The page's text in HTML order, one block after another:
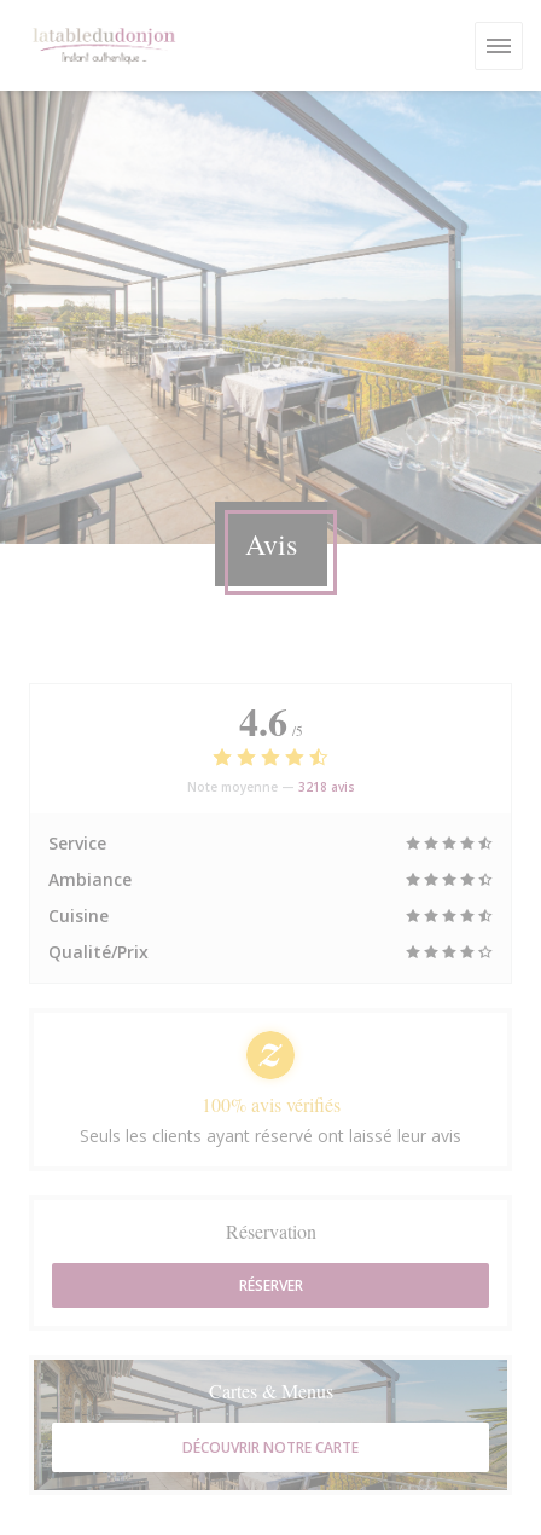
Avis
4.6 /5
Note moyenne — 3218 avis
Service
Ambiance
Cuisine
Qualité/Prix
100% avis vérifiés
Seuls les clients ayant réservé ont laissé leur avis
Réservation
RÉSERVER
Cartes & Menus
DÉCOUVRIR NOTRE CARTE